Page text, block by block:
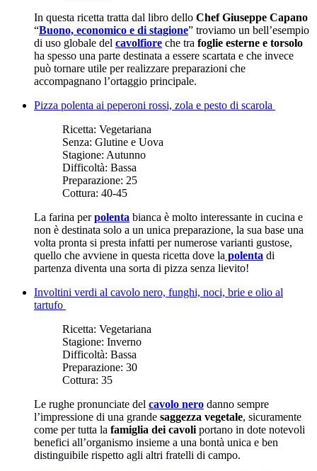
In questa ricetta tratta dal libro dello Chef Giuseppe Capano
“Buono, economico e di stagione” troviamo un bell’esempio
di uso globale del cavolfiore che tra foglie esterne e torsolo
ha spesso una parte destinata a essere scartata e che invece
può tornare utile per realizzare preparazioni che
accompagnano l’ortaggio principale.
Pizza polenta ai peperoni rossi, zola e pesto di scarola
Ricetta: Vegetariana
Senza: Glutine e Uova
Stagione: Autunno
Difficoltà: Bassa
Preparazione: 25
Cottura: 40-45
La farina perpolenta bianca è molto interessante in cucina e
non è destinata solo a un unica preparazione, la sua base una
volta pronta si presta infatti per numerose varianti gustose,
quello che avviene in questa ricetta dove la polenta di
partenza diventa una sorta di pizza senza lievito!
Involtini verdi al cavolo nero, funghi, noci, brie e olio al
tartufo
Ricetta: Vegetariana
Stagione: Inverno
Difficoltà: Bassa
Preparazione: 30
Cottura: 35
Le rughe pronunciate del cavolo nero danno sempre
l’impressione di una grande saggezza vegetale, sicuramente
come per tutta la famiglia dei cavoli portano in dote notevoli
benefici all’organismo insieme a una bontà unica e ben
distinguibile rispetto agli altri fratelli di campo.